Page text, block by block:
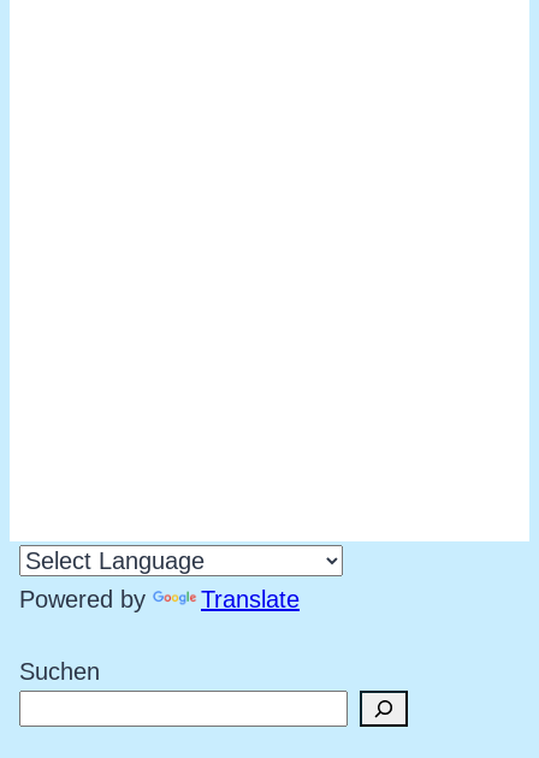
Powered by Translate
Suchen